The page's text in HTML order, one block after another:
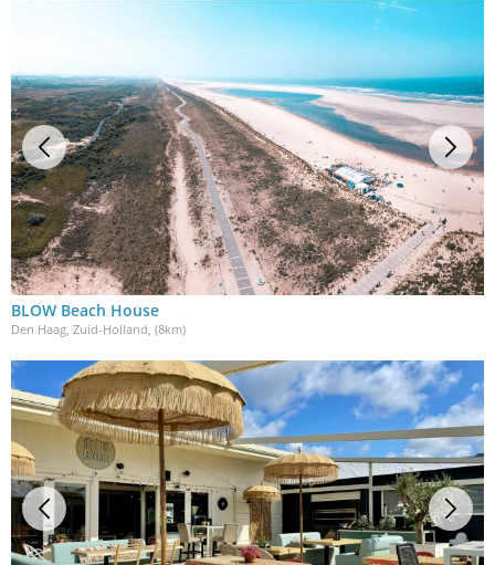
BLOW Beach House
Den Haag, Zuid-Holland, (8km)